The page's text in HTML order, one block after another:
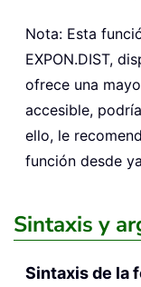
Nota: Esta
EXPON.DIST,
ofrece una
accesible,
ello, le
función desde
Sintaxis y
Sintaxis de la